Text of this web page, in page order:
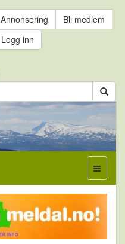
Annonsering
Bli medlem
Logg inn